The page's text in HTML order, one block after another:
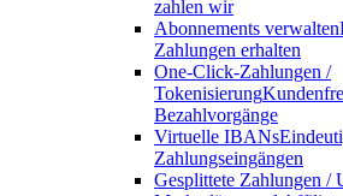
zahlen wir
Abonnements verwalten
Zahlungen erhalten
One-Click-Zahlungen /
Tokenisierung
Bezahlvorgänge
Virtuelle IBANs
Zahlungseingängen
Gesplittete Zahlungen /